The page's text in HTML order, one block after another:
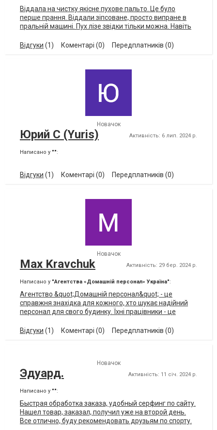
Віддала на чистку якісне пухове пальто. Це було
перше прання. Віддали зіпсоване, просто випране в
пральній машині. Пух лізе звідки тільки можна. Навіть
смітник. І ще момент, коли забирала, мені
Відгуки (1) Коментарі (0) Передплатників (0)
Новачок
Юрий С (Yuris) Активність: 6 лип. 2024 р.
Написано у "":
Відгуки (1) Коментарі (0) Передплатників (0)
Новачок
Max Kravchuk Активність: 29 бер. 2024 р.
Написано у "Агентства «Домашній персонал» Україна":
Агентство &quot;Домашній персонал&quot; - це
справжня знахідка для кожного, хто шукає надійний
персонал для свого будинку. Їхні працівники - це
турботою про клієнтів. Моя нова няня стала справжнім
Відгуки (1) Коментарі (0) Передплатників (0)
Новачок
Эдуард. Активність: 11 січ. 2024 р.
Написано у "":
Быстрая обработка заказа, удобный серфинг по сайту.
Нашел товар, заказал, получил уже на второй день.
Все отлично, буду рекомендовать друзьям по спорту.